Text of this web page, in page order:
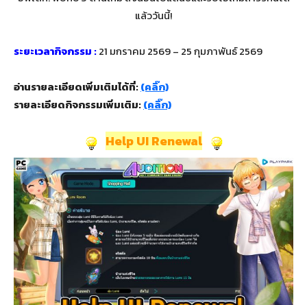
แล้ววันนี้!
ระยะเวลากิจกรรม :21 มกราคม 2569 – 25 กุมภาพันธ์ 2569
อ่านรายละเอียดเพิ่มเติมได้ที่:(คลิ๊ก)
รายละเอียดกิจกรรมเพิ่มเติม:(คลิ๊ก)
Help UI Renewal